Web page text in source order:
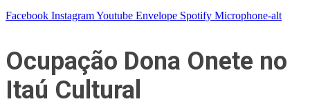
Facebook InstagramYoutube Envelope Spotify Microphone-alt
Ocupação Dona Onete no
Itaú Cultural